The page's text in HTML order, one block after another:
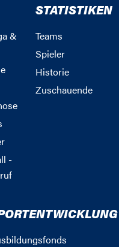
&
-
STATISTIKEN
Teams
Spieler
Historie
Zuschauende